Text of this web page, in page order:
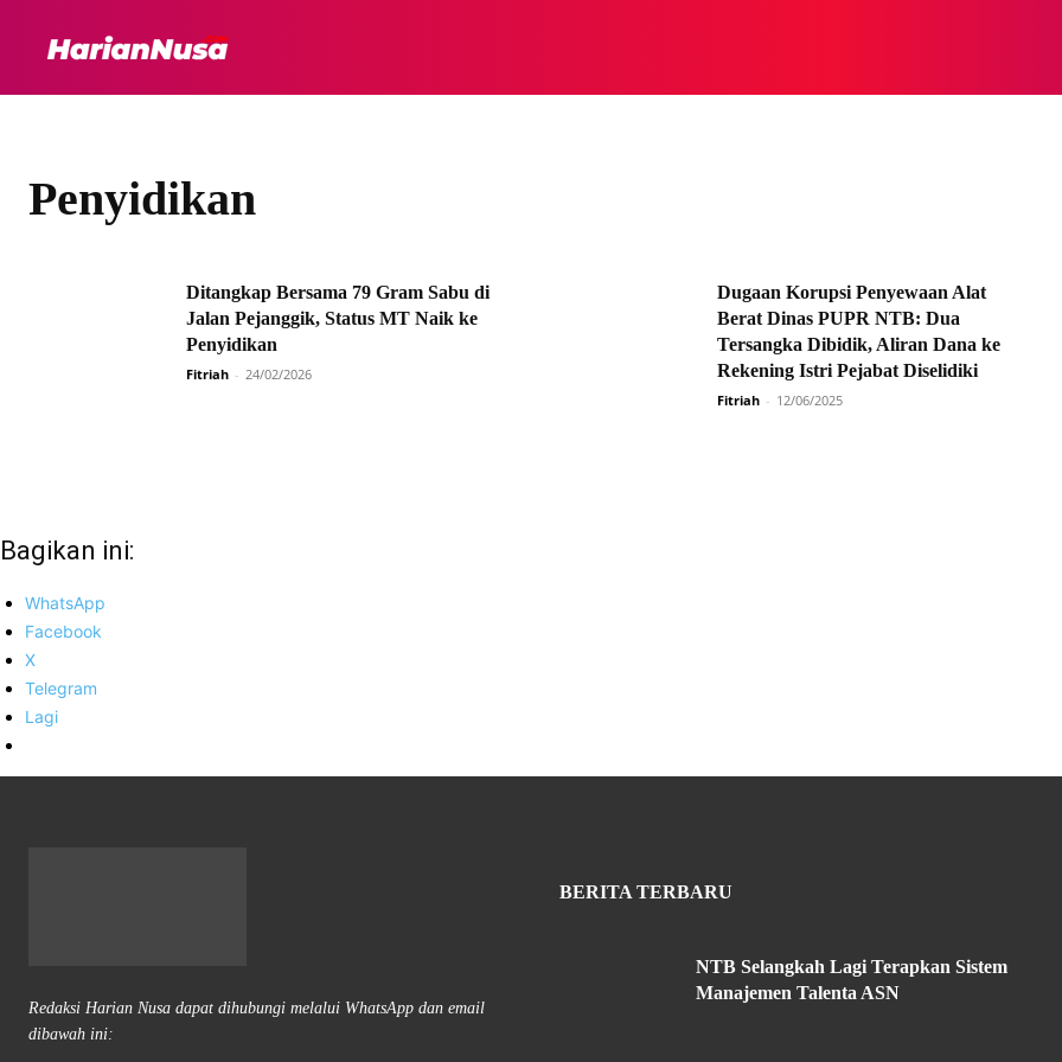
Penyidikan
Ditangkap Bersama 79 Gram Sabu di
Jalan Pejanggik, Status MT Naik ke
Penyidikan
Fitriah - 24/02/2026
Dugaan Korupsi Penyewaan Alat
Berat Dinas PUPR NTB: Dua
Tersangka Dibidik, Aliran Dana ke
Rekening Istri Pejabat Diselidiki
Fitriah - 12/06/2025
Bagikan ini:
WhatsApp
Facebook
X
Telegram
Lagi
Redaksi Harian Nusa dapat dihubungi melalui WhatsApp dan email
dibawah ini:
BERITA TERBARU
NTB Selangkah Lagi Terapkan Sistem
Manajemen Talenta ASN